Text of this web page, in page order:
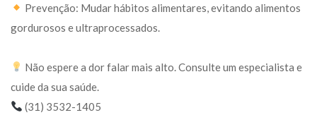
Prevenção: Mudar hábitos alimentares, evitando alimentos
gordurosos e ultraprocessados.
Não espere a dor falar mais alto. Consulte um especialista e
cuide da sua saúde.
(31) 3532-1405